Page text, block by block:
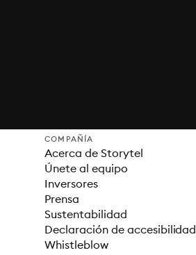
COMPAÑÍA
Acerca de Storytel
Únete al equipo
Inversores
Prensa
Sustentabilidad
Declaración de accesibilidad
Whistleblow